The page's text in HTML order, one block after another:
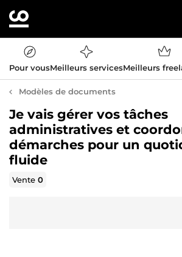
Pour vousMeilleurs servicesMeilleurs
Modèles de documents
Je vais gérer vos tâches
administratives et
démarches pour un
fluide
Vente0